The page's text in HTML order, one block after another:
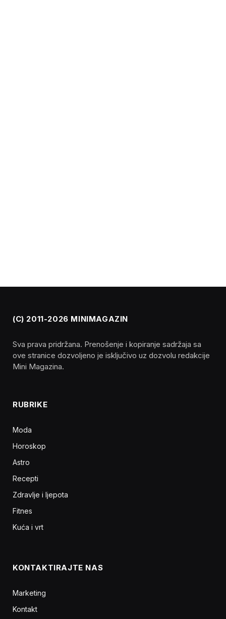
(C) 2011-2026 MINIMAGAZIN
Sva prava pridržana. Prenošenje i kopiranje sadržaja sa
ove stranice dozvoljeno je isključivo uz dozvolu redakcije
Mini Magazina.
RUBRIKE
Moda
Horoskop
Astro
Recepti
Zdravlje i ljepota
Fitnes
Kuća i vrt
KONTAKTIRAJTE NAS
Marketing
Kontakt